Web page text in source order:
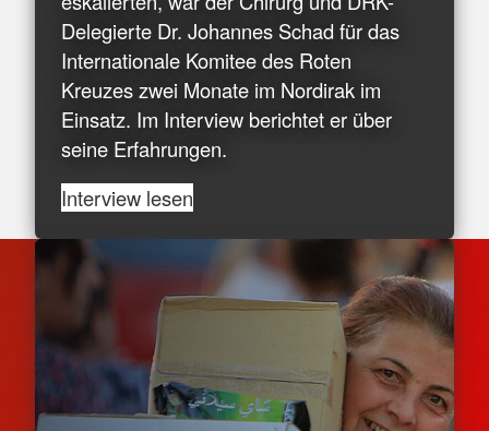
Delegierte Dr. Johannes Schad für das
Internationale Komitee des Roten
Kreuzes zwei Monate im Nordirak im
Einsatz. Im Interview berichtet er über
seine Erfahrungen.
Interview lesen